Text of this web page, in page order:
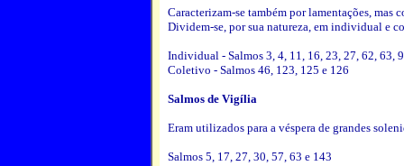
Caracterizam-se também por lamentações,
Dividem-se, por sua natureza, em individual e
Individual - Salmos 3, 4, 11, 16, 23, 27, 62, 63,
Coletivo - Salmos 46, 123, 125 e 126
Salmos de Vigília
Eram utilizados para a véspera de grandes
Salmos 5, 17, 27, 30, 57, 63 e 143